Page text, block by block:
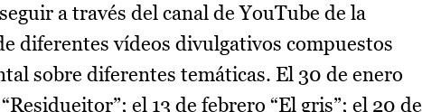
a través del canal de YouTube de la
diferentes vídeos divulgativos compuestos
sobre diferentes temáticas. El 30 de enero
el 13 de febrero “El gris”; el 20 de